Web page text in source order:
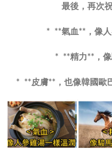
最後，再次
* **氣血**，像人
* **精力**，像
* **皮膚**，也像韓國歐